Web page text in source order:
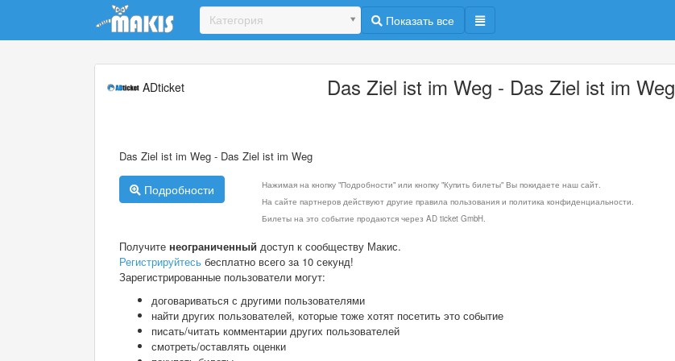
Update cookies preferences
Категория Показать все
ADticket Das Ziel ist im Weg - Das Ziel ist im Weg
Das Ziel ist im Weg - Das Ziel ist im Weg
Подробности
Нажимая на кнопку "Подробности" или кнопку "Купить билеты" Вы покидаете наш сайт.
На сайте партнеров действуют другие правила пользования и политика конфиденциальности.
Билеты на это событие продаются через AD ticket GmbH.
Получите неограниченный доступ к сообществу Макис.
Регистрируйтесь бесплатно всего за 10 секунд!
Зарегистрированные пользователи могут:
договариваться с другими пользователями
найти других пользователей, которые тоже хотят посетить это событие
писать/читать комментарии других пользователей
смотреть/оставлять оценки